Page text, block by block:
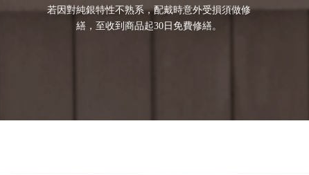
若因對純銀特性不熟系，配戴時意外受損須做修
繕，至收到商品起30日免費修繕。